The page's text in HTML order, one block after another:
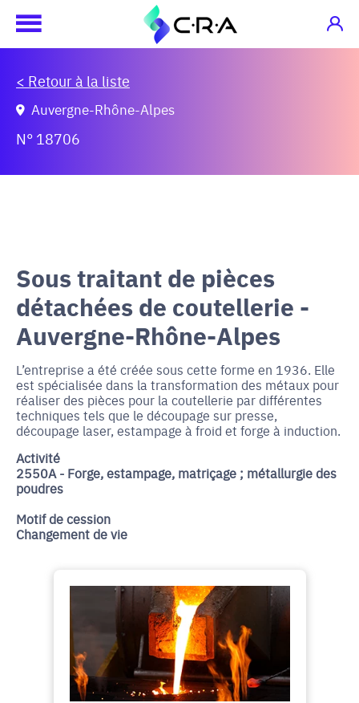
< Retour à la liste
N° 18706
Auvergne-Rhône-Alpes
Sous traitant de pièces
détachées de coutellerie -
Auvergne-Rhône-Alpes
L’entreprise a été créée sous cette forme en 1936. Elle
est spécialisée dans la transformation des métaux pour
réaliser des pièces pour la coutellerie par différentes
techniques tels que le découpage sur presse,
découpage laser, estampage à froid et forge à induction.
Activité
2550A - Forge, estampage, matriçage ; métallurgie des
poudres
Motif de cession
Changement de vie